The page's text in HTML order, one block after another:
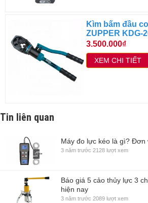
Kìm bấm đầu
ZUPPER KDG-
3.500.000₫
XEM CHI TIẾT
Tin liên quan
Máy đo lực kéo là gì? Đơn
3 năm trước 2128 lượt xem
Báo giá 5 cảo thủy lực 3
hiện nay
3 năm trước 2089 lượt xem